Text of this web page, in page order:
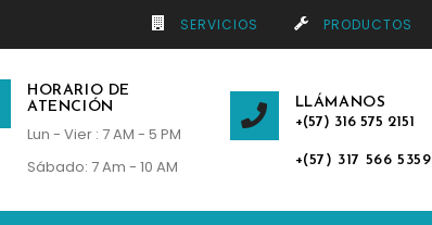
SERVICIOS PRODUCTOS
HORARIO DE
ATENCIÓN
Lun - Vier : 7 AM - 5 PM
Sábado: 7 Am - 10 AM
LLÁMANOS
+(57) 316 575 2151
+(57) 317 566 5359